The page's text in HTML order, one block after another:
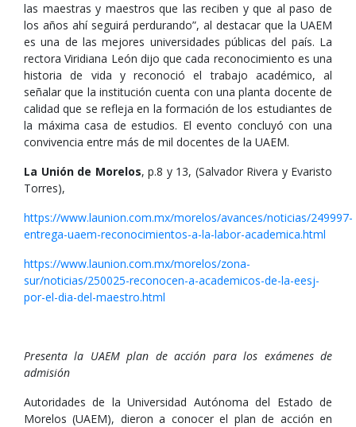
las maestras y maestros que las reciben y que al paso de
los años ahí seguirá perdurando”, al destacar que la UAEM
es una de las mejores universidades públicas del país. La
rectora Viridiana León dijo que cada reconocimiento es una
historia de vida y reconoció el trabajo académico, al
señalar que la institución cuenta con una planta docente de
calidad que se refleja en la formación de los estudiantes de
la máxima casa de estudios. El evento concluyó con una
convivencia entre más de mil docentes de la UAEM.
La Unión de Morelos, p.8 y 13, (Salvador Rivera y Evaristo
Torres),
https://www.launion.com.mx/morelos/avances/noticias/249997-
entrega-uaem-reconocimientos-a-la-labor-academica.html
https://www.launion.com.mx/morelos/zona-
sur/noticias/250025-reconocen-a-academicos-de-la-eesj-
por-el-dia-del-maestro.html
Presenta la UAEM plan de acción para los exámenes de
admisión
Autoridades de la Universidad Autónoma del Estado de
Morelos (UAEM), dieron a conocer el plan de acción en